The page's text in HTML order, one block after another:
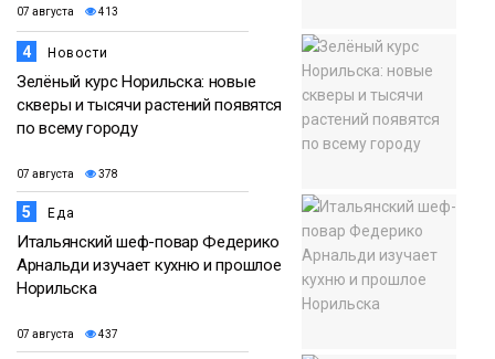
07 августа 413
4 Новости
Зелёный курс Норильска: новые
скверы и тысячи растений появятся
по всему городу
07 августа 378
5 Еда
Итальянский шеф-повар Федерико
Арнальди изучает кухню и прошлое
Норильска
07 августа 437